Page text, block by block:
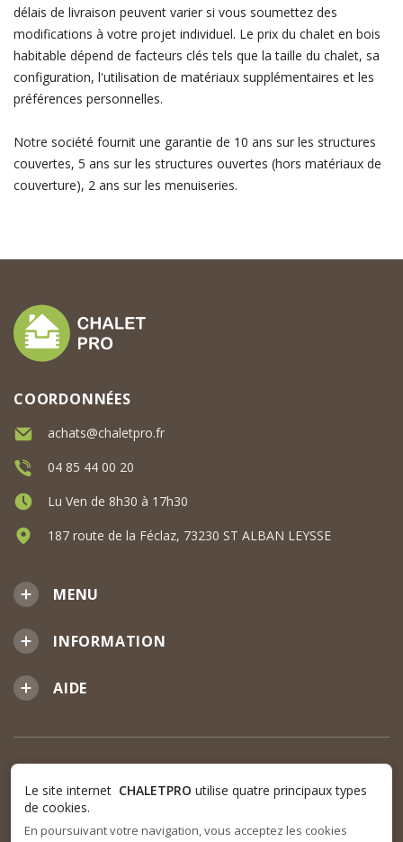
délais de livraison peuvent varier si vous soumettez des
modifications à votre projet individuel. Le prix du chalet en bois
habitable dépend de facteurs clés tels que la taille du chalet, sa
configuration, l'utilisation de matériaux supplémentaires et les
préférences personnelles.
Notre société fournit une garantie de 10 ans sur les structures
couvertes, 5 ans sur les structures ouvertes (hors matériaux de
couverture), 2 ans sur les menuiseries.
MENU
INFORMATION
AIDE
COORDONNÉES
achats@chaletpro.fr
04 85 44 00 20
Lu Ven de 8h30 à 17h30
187 route de la Féclaz, 73230 ST ALBAN LEYSSE
Le site internet CHALETPRO utilise quatre principaux types
de cookies.
En poursuivant votre navigation, vous acceptez les cookies